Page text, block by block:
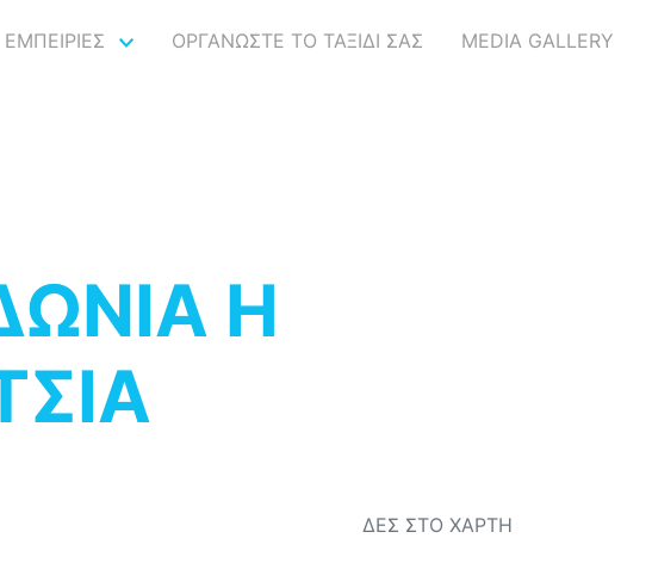
ΕΜΠΕΙΡΙΕΣ ΟΡΓΑΝΩΣΤΕ ΤΟ ΤΑΞΙΔΙ ΣΑΣ MEDIA GALLERY
Η
ΔΕΣ ΣΤΟ ΧΑΡΤΗ